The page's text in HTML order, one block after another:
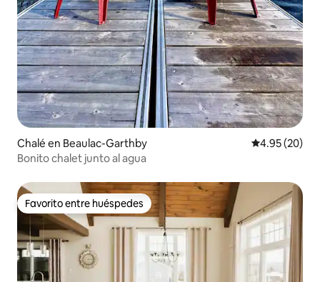
Chalé en Beaulac-Garthby Calificación
4.95 (20)
Bonito chalet junto al agua
Favorito entre huéspedes
Favorito entre huéspedes